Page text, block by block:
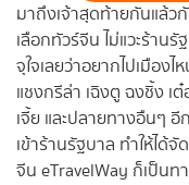
มาถึงเจ้าสุดท้ายกันแล้ว
เลือกทัวร์จีน ไม่แวะร้า
จุใจเลยว่าอยากไปเมืองไ
แชงกรีล่า เฉิงตู ฉงชิ้ง เต๋
เจี้ย และปลายทางอืนๆ
เข้าร้านรัฐบาล ทำให้ได้
จีน eTravelWay ก็เป็นท